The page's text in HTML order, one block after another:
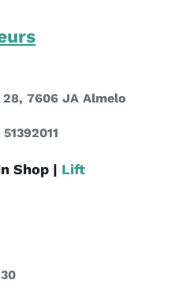
7606 JA Almelo
Shop | Lift